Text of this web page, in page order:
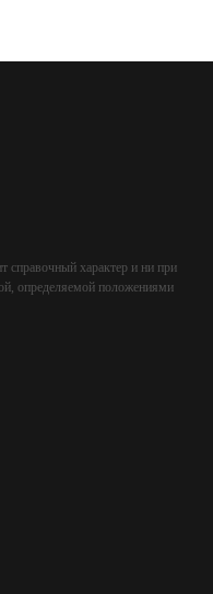
справочный характер и ни при
определяемой положениями